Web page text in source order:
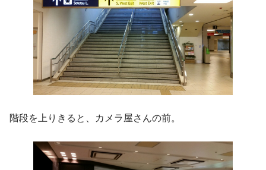
階段を上りきると、カメラ屋さんの前。